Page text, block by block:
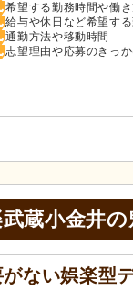
希望する勤務時間や働
給与や休日など希望す
通勤方法や移動時間
志望理由や応募のきっか
蔵小金井の
ない娯楽型